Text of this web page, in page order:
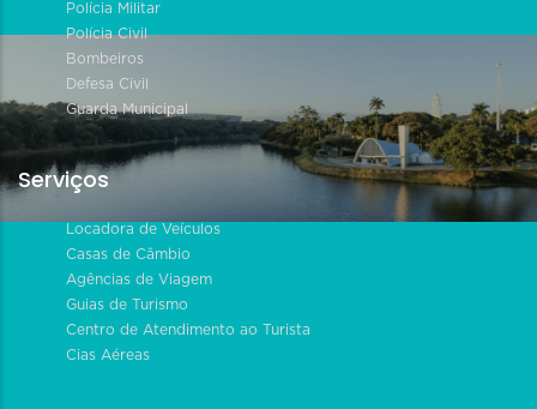
Polícia Militar
Polícia Civil
Bombeiros
Defesa Civil
Guarda Municipal
Serviços
Locadora de Veículos
Casas de Câmbio
Agências de Viagem
Guias de Turismo
Centro de Atendimento ao Turista
Cias Aéreas